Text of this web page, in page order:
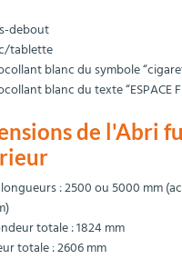
debout
tablette
blanc du symbole
blanc du texte “ESPACE
de l'Abri
: 2500 ou 5000 mm
totale : 1824 mm
totale : 2606 mm